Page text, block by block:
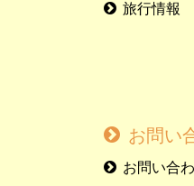
旅行情報
お問い
お問い合